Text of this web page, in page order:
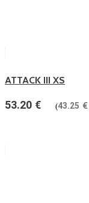
ATTACK III XS
53.20 € (43.25 €